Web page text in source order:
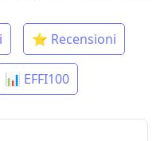
⭐ Recensioni
📊 EFFI100